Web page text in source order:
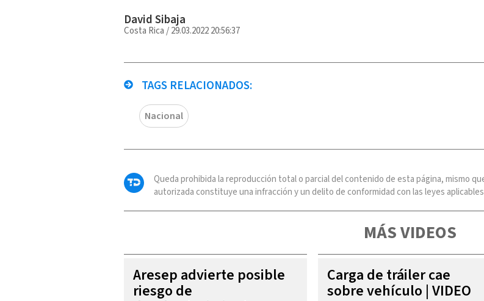
David Sibaja
Costa Rica /29.03.2022 20:56:37
TAGS RELACIONADOS:
Nacional
Queda prohibida la reproducción total o parcial del contenido de esta página, mismo
autorizada constituye una infracción y un delito de conformidad con las leyes
MÁS VIDEOS
Aresep advierte posible
riesgo de
Carga de tráiler cae
sobre vehículo | VIDEO